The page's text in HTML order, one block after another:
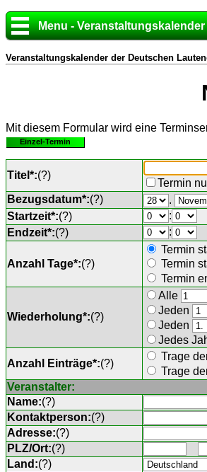
Menu -
Veranstaltungskalender der Deutschen
Mit diesem Formular wird eine
Einzel-Termin
Titel*:(?)
Termin
Bezugsdatum*:(?)
.
Startzeit*:(?)
:
Endzeit*:(?) :
Anzahl Tage*:(?)
Termin
Termin
Termin
Wiederholung*:(?)
Alle
Jeden
Jeden
Jedes
Anzahl Einträge*:(?)
Trage
Trage
Veranstalter:
Name:(?)
Kontaktperson:(?)
Adresse:(?)
PLZ/Ort:(?)
Land:(?)